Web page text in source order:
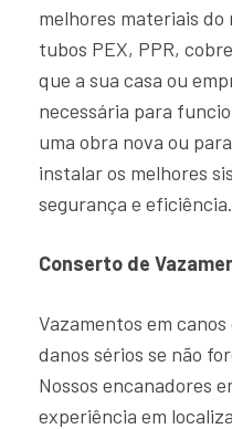
melhores materiais do
tubos PEX, PPR,
que a sua casa ou
necessária para
uma obra nova ou
instalar os melhores
segurança e eficiência.
Conserto de
Vazamentos em
danos sérios se não
Nossos encanadores
experiência em